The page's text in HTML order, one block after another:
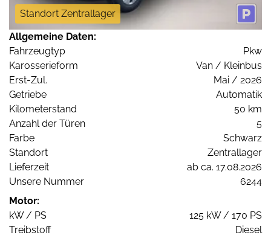
Standort Zentrallager
Allgemeine Daten:
Fahrzeugtyp
Pkw
Karosserieform
Van / Kleinbus
Erst-Zul.
Mai / 2026
Getriebe
Automatik
Kilometerstand
50 km
Anzahl der Türen
5
Farbe
Schwarz
Standort
Zentrallager
Lieferzeit
ab ca. 17.08.2026
Unsere Nummer
6244
Motor:
kW / PS
125 kW / 170 PS
Treibstoff
Diesel